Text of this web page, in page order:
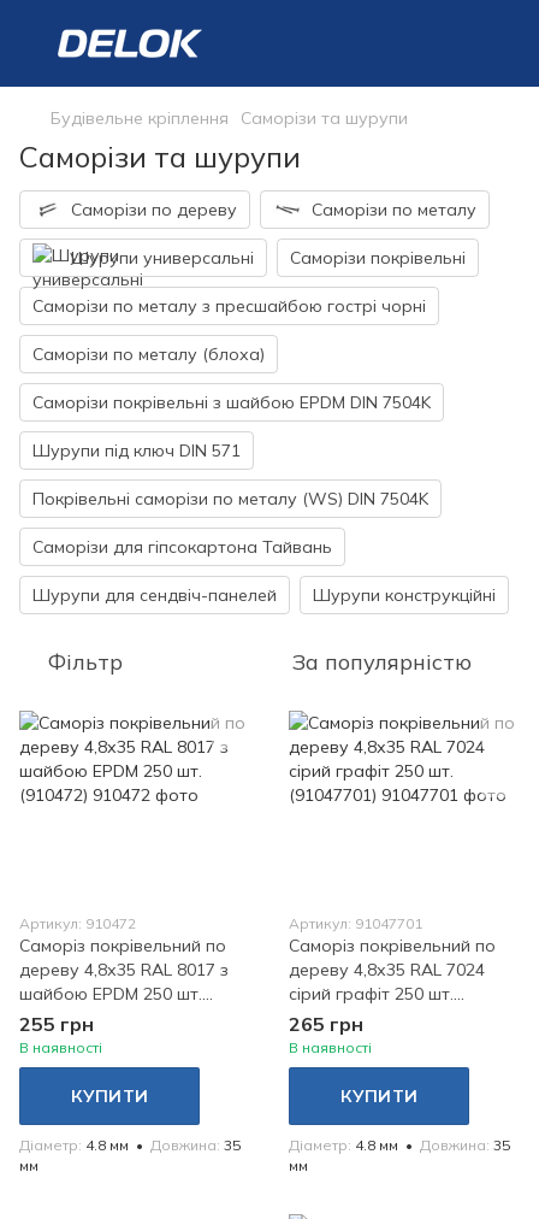
Будівельне кріплення Саморізи та шурупи
Саморізи та шурупи
Саморізи по дереву Саморізи по металу
Шурупи универсальні Саморізи покрівельні
Саморізи по металу з пресшайбою гострі чорні
Саморізи по металу (блоха)
Саморізи покрівельні з шайбою EPDM DIN 7504K
Шурупи під ключ DIN 571
Покрівельні саморізи по металу (WS) DIN 7504K
Саморізи для гіпсокартона Тайвань
Шурупи для сендвіч-панелей Шурупи конструкційні
Фільтр За популярністю
Артикул: 910472
Саморіз покрівельний по
дереву 4,8х35 RAL 8017 з
шайбою EPDM 250 шт.
(910472)
255 грн
В наявності
КУПИТИ
Діаметр 4.8 мм Довжина 35
мм
Артикул: 91047701
Саморіз покрівельний по
дереву 4,8х35 RAL 7024
сірий графіт 250 шт.
(91047701)
265 грн
В наявності
КУПИТИ
Діаметр 4.8 мм Довжина 35
мм